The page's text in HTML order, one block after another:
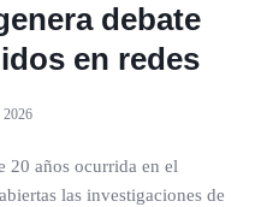
debate
en redes
2026
20 años ocurrida en el
las investigaciones de